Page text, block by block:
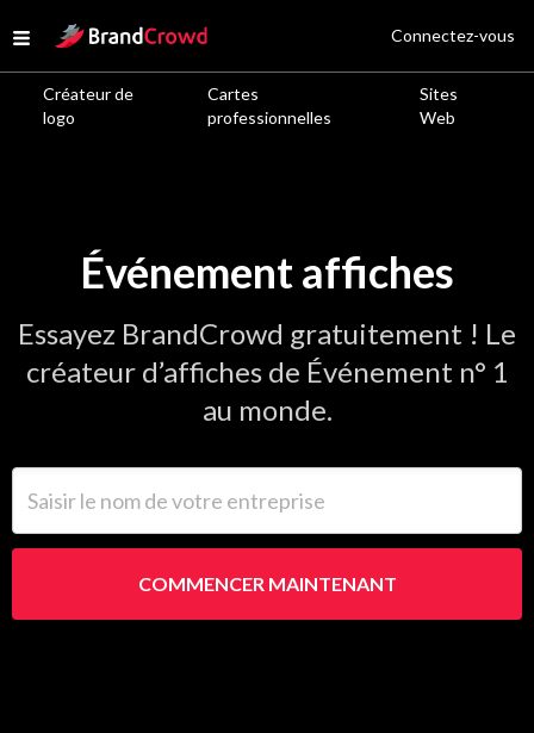
Open menu
Site Logo
Créateur de
logo
Cartes
professionnelles
Sites
Web
Connectez-vous
Événement affiches
Essayez BrandCrowd gratuitement ! Le
créateur d’affiches de Événement n° 1
au monde.
COMMENCER MAINTENANT